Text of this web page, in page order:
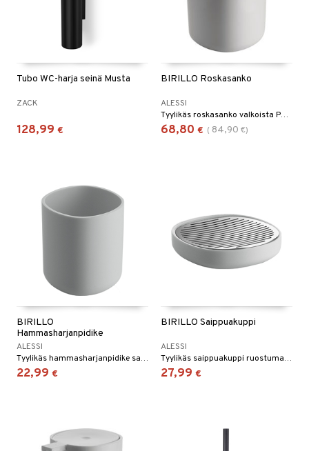
Tubo WC-harja seinä Musta
ZACK
128,99 €
BIRILLO Roskasanko
ALESSI
Tyylikäs roskasanko valkoista PMMA-muovia, sarjasta "Birillo".
68,80 € ( 84,90 €)
BIRILLO
Hammasharjanpidike
ALESSI
Tyylikäs hammasharjanpidike sarjasta "Birillo".
22,99 €
BIRILLO Saippuakuppi
ALESSI
Tyylikäs saippuakuppi ruostumatonta terästä ja valkoista PMMA-muovia, sarjasta "Birillo".
27,99 €